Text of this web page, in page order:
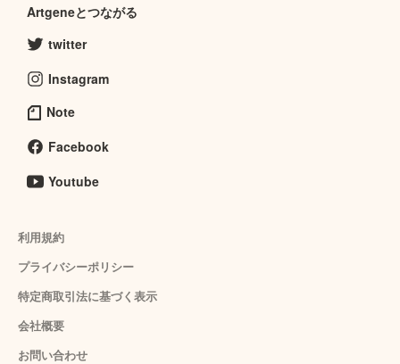
Artgeneとつながる
twitter
Instagram
Note
Facebook
Youtube
利用規約
プライバシーポリシー
特定商取引法に基づく表示
会社概要
お問い合わせ